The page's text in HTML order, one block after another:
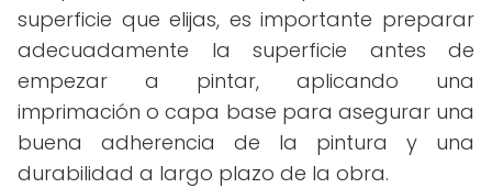
superficie que elijas, es importante preparar
adecuadamente la superficie antes de
empezar a pintar, aplicando una
imprimación o capa base para asegurar una
buena adherencia de la pintura y una
durabilidad a largo plazo de la obra.